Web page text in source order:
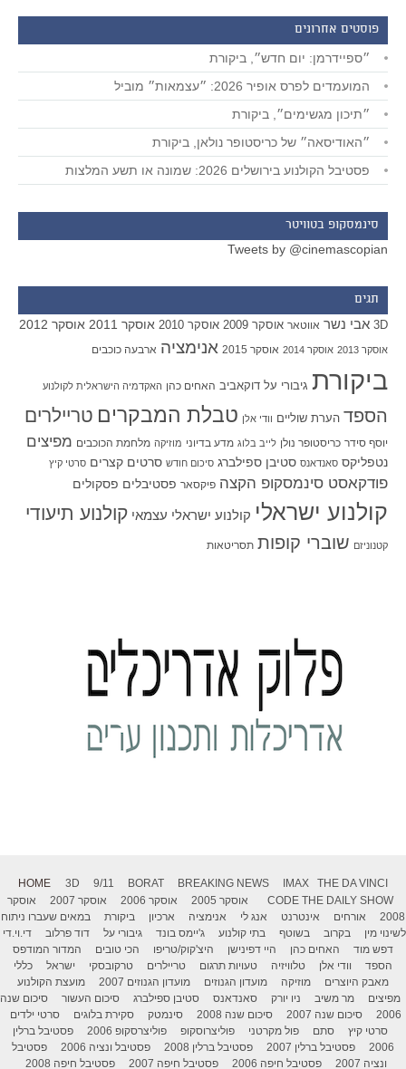
פוסטים אחרונים
״ספיידרמן: יום חדש״, ביקורת
המועמדים לפרס אופיר 2026: ״עצמאות״ מוביל
״תיכון מגשימים״, ביקורת
״האודיסאה״ של כריסטופר נולאן, ביקורת
פסטיבל הקולנוע בירושלים 2026: שמונה או תשע המלצות
סינמסקופ בטוויטר
Tweets by @cinemascopian
תגים
3D אבי נשר אווטאר אוסקר 2009 אוסקר 2010 אוסקר 2011 אוסקר 2012
אוסקר 2013 אוסקר 2014 אוסקר 2015 אנימציה ארבעה כוכבים
ביקורת גיבורי על דוקאביב האחים כהן האקדמיה הישראלית לקולנוע
הספד הערת שוליים וודי אלן טבלת המבקרים טריילרים
יוסף סידר כריסטופר נולן לייב בלוג מדע בדיוני מוזיקה מלחמת הכוכבים מפיצים
נטפליקס סאנדאנס סטיבן ספילברג סיכום חודש סרטים קצרים סרטי קיץ
פודקאסט סינמסקופ הקצה פיקסאר פסטיבלים פסקולים
קולנוע ישראלי קולנוע ישראלי עצמאי קולנוע תיעודי
קטנוניזם שוברי קופות תסריטאות
HOME 3D 9/11 BORAT BREAKING NEWS IMAX
THE DA VINCI
CODE THE DAILY SHOW אוסקר 2005 אוסקר 2006 אוסקר 2007
אוסקר
2008
אורחים אינטרנט אנג לי אנימציה ארכיון ביקורת
במאים שעברו ניתוח
לשינוי מין
בקרוב בשוטף בתי קולנוע ג'יימס בונד גיבורי על דוד פרלוב
די.וי.די
דפש מוד
האחים כהן היי דפינישן היצ'קוק/טריפו הכי טובים
המדור המודפס
הספד
וודי אלן טלוויזיה טעויות תרגום טריילרים טרקובסקי ישראל
כללי
מאבק היוצרים
מוזיקה מועדון הגנוזים מועדון הגנוזים 2007
מועצת הקולנוע
מפיצים
מר משיב ניו יורק סאנדאנס סטיבן ספילברג סיכום העשור
סיכום שנה
2006
סיכום שנה 2007 סיכום שנה 2008 סינמטק סקירת בלוגים
סרטי ילדים
סרטי קיץ
סתם פול מקרטני פוליצרוסקופ פוליצרסקופ 2006
פסטיבל ברלין
2006
פסטיבל ברלין 2007 פסטיבל ברלין 2008 פסטיבל ונציה 2006
פסטיבל
ונציה 2007
פסטיבל חיפה 2006 פסטיבל חיפה 2007 פסטיבל חיפה 2008